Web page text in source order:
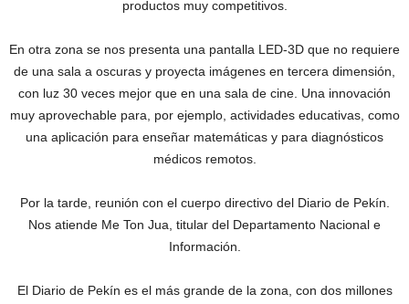
productos muy competitivos.
En otra zona se nos presenta una pantalla LED-3D que no requiere
de una sala a oscuras y proyecta imágenes en tercera dimensión,
con luz 30 veces mejor que en una sala de cine. Una innovación
muy aprovechable para, por ejemplo, actividades educativas, como
una aplicación para enseñar matemáticas y para diagnósticos
médicos remotos.
Por la tarde, reunión con el cuerpo directivo del Diario de Pekín.
Nos atiende Me Ton Jua, titular del Departamento Nacional e
Información.
El Diario de Pekín es el más grande de la zona, con dos millones